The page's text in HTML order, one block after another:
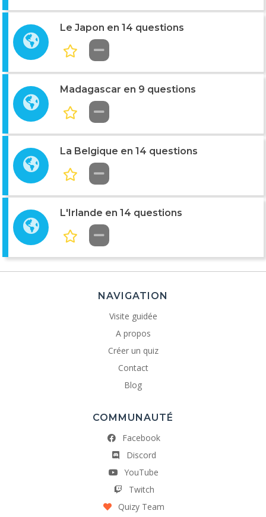
Le Japon en 14 questions
Madagascar en 9 questions
La Belgique en 14 questions
L'Irlande en 14 questions
NAVIGATION
Visite guidée
A propos
Créer un quiz
Contact
Blog
COMMUNAUTÉ
Facebook
Discord
YouTube
Twitch
Quizy Team